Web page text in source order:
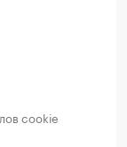
cookie